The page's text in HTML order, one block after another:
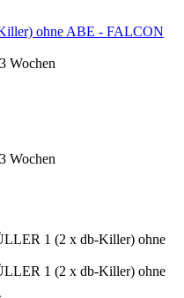
ohne ABE - FALCON
Wochen
Wochen